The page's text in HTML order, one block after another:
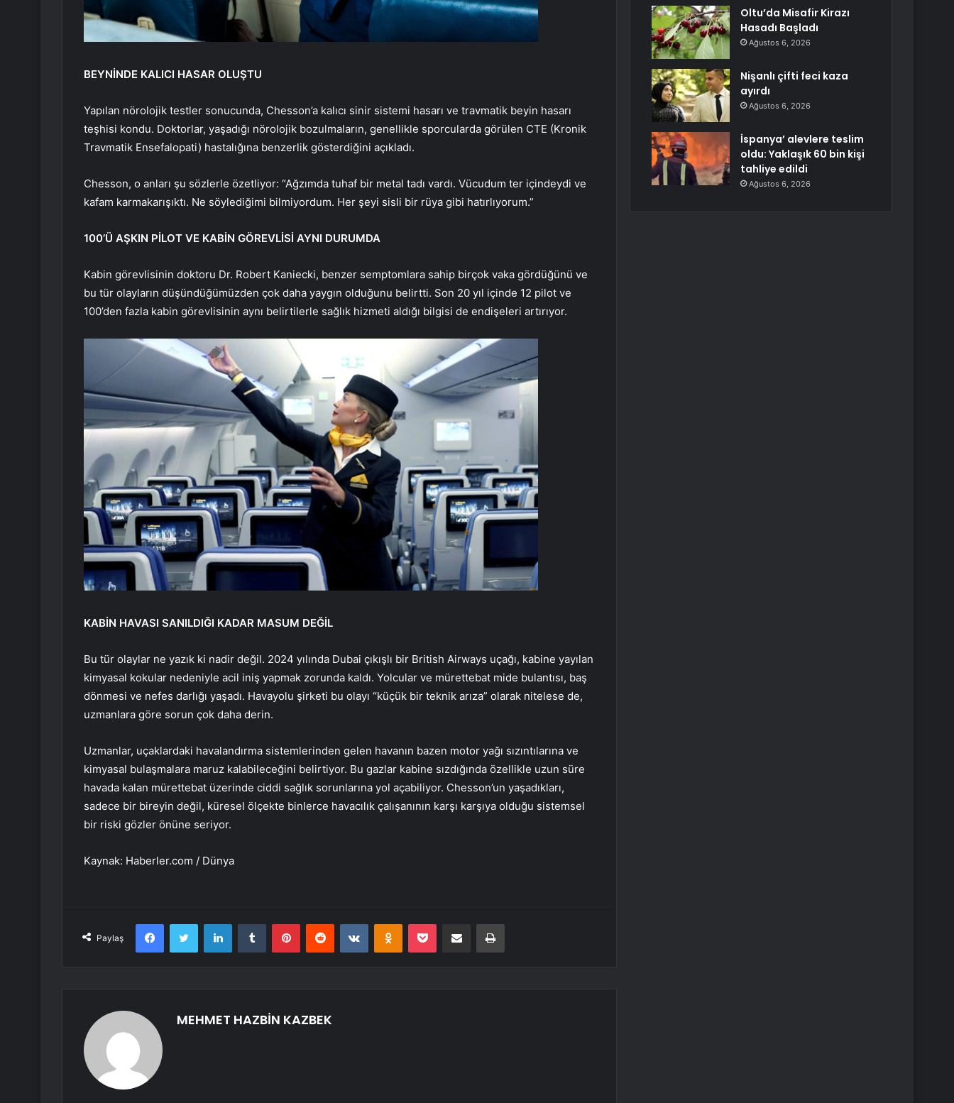
BEYNİNDE KALICI HASAR OLUŞTU
Yapılan nörolojik testler sonucunda, Chesson’a kalıcı sinir sistemi hasarı ve travmatik beyin hasarı
teşhisi kondu. Doktorlar, yaşadığı nörolojik bozulmaların, genellikle sporcularda görülen CTE (Kronik
Travmatik Ensefalopati) hastalığına benzerlik gösterdiğini açıkladı.
Chesson, o anları şu sözlerle özetliyor: “Ağzımda tuhaf bir metal tadı vardı. Vücudum ter içindeydi ve
kafam karmakarışıktı. Ne söylediğimi bilmiyordum. Her şeyi sisli bir rüya gibi hatırlıyorum.”
100’Ü AŞKIN PİLOT VE KABİN GÖREVLİSİ AYNI DURUMDA
Kabin görevlisinin doktoru Dr. Robert Kaniecki, benzer semptomlara sahip birçok vaka gördüğünü ve
bu tür olayların düşündüğümüzden çok daha yaygın olduğunu belirtti. Son 20 yıl içinde 12 pilot ve
100’den fazla kabin görevlisinin aynı belirtilerle sağlık hizmeti aldığı bilgisi de endişeleri artırıyor.
KABİN HAVASI SANILDIĞI KADAR MASUM DEĞİL
Bu tür olaylar ne yazık ki nadir değil. 2024 yılında Dubai çıkışlı bir British Airways uçağı, kabine yayılan
kimyasal kokular nedeniyle acil iniş yapmak zorunda kaldı. Yolcular ve mürettebat mide bulantısı, baş
dönmesi ve nefes darlığı yaşadı. Havayolu şirketi bu olayı “küçük bir teknik arıza” olarak nitelese de,
uzmanlara göre sorun çok daha derin.
Uzmanlar, uçaklardaki havalandırma sistemlerinden gelen havanın bazen motor yağı sızıntılarına ve
kimyasal bulaşmalara maruz kalabileceğini belirtiyor. Bu gazlar kabine sızdığında özellikle uzun süre
havada kalan mürettebat üzerinde ciddi sağlık sorunlarına yol açabiliyor. Chesson’un yaşadıkları,
sadece bir bireyin değil, küresel ölçekte binlerce havacılık çalışanının karşı karşıya olduğu sistemsel
bir riski gözler önüne seriyor.
Kaynak: Haberler.com / Dünya
Paylaş
FacebookTwitter LinkedInTumblr PinterestReddit VKontakteOdnoklassniki
Pocket E-Posta ile paylaş Yazdır
MEHMET HAZBİN KAZBEK
Oltu’da Misafir Kirazı
Hasadı Başladı
Ağustos 6, 2026
Nişanlı çifti feci kaza
ayırdı
Ağustos 6, 2026
İspanya’ alevlere teslim
oldu: Yaklaşık 60 bin kişi
tahliye edildi
Ağustos 6, 2026